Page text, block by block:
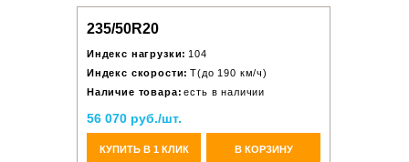
235/50R20
Индекс нагрузки: 104
Индекс скорости: T(до 190 км/ч)
Наличие товара: есть в наличии
56 070 руб./шт.
КУПИТЬ В 1 КЛИК В КОРЗИНУ